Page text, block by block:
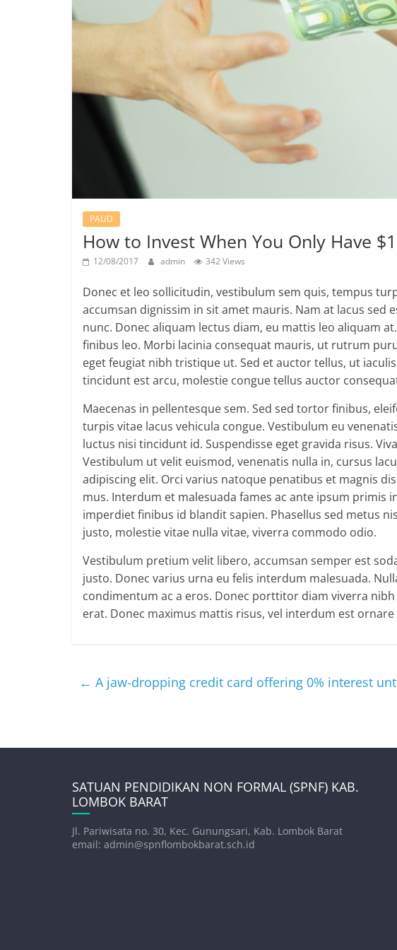
PAUD
How to Invest When You Only Have
12/08/2017 admin 342 Views
Donec et leo sollicitudin, vestibulum sem quis, tempus
accumsan dignissim in sit amet mauris. Nam at lacus sed
nunc. Donec aliquam lectus diam, eu mattis leo aliquam
finibus leo. Morbi lacinia consequat mauris, ut rutrum
eget feugiat nibh tristique ut. Sed et auctor tellus, ut
tincidunt est arcu, molestie congue tellus auctor
Maecenas in pellentesque sem. Sed sed tortor finibus,
turpis vitae lacus vehicula congue. Vestibulum eu
luctus nisi tincidunt id. Suspendisse eget gravida risus.
Vestibulum ut velit euismod, venenatis nulla in, cursus
adipiscing elit. Orci varius natoque penatibus et magnis
mus. Interdum et malesuada fames ac ante ipsum primis
imperdiet finibus id blandit sapien. Phasellus sed metus
justo, molestie vitae nulla vitae, viverra commodo odio.
Vestibulum pretium velit libero, accumsan semper est
justo. Donec varius urna eu felis interdum malesuada.
condimentum ac a eros. Donec porttitor diam viverra
erat. Donec maximus mattis risus, vel interdum est ornare
← A jaw-dropping credit card offering 0% interest
SATUAN PENDIDIKAN NON FORMAL (SPNF) KAB.
LOMBOK BARAT
Jl. Pariwisata no. 30, Kec. Gunungsari, Kab. Lombok Barat
email: admin@spnflombokbarat.sch.id